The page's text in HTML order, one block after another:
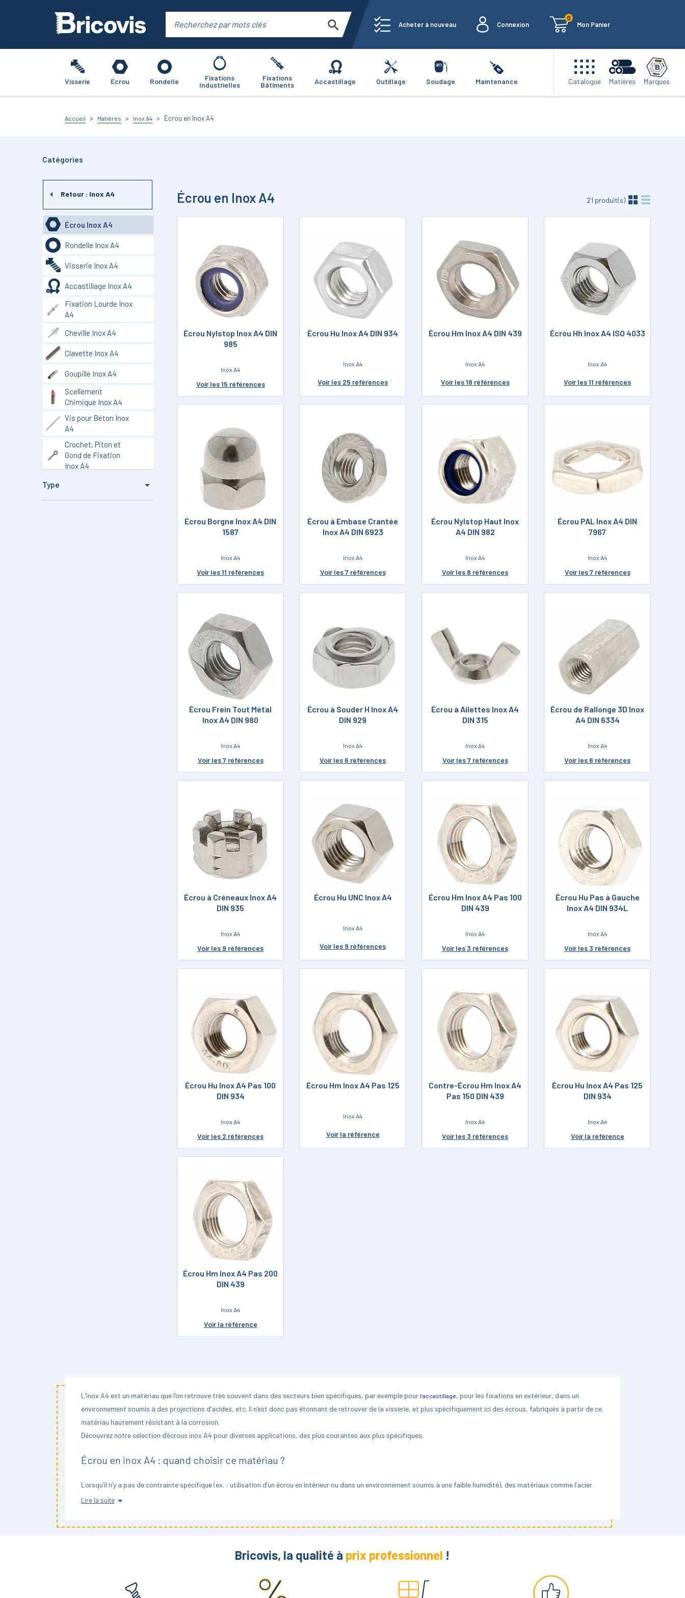
Acheter à nouveau Connexion
0
Mon Panier
Visserie Écrou Rondelle
Fixations
Industrielles
Fixations
Bâtiments
Accastillage Outillage Soudage Maintenance Catalogue Matières Marques
Accueil Matières Inox A4 Écrou en Inox A4
Catégories
Retour : Inox A4
Écrou Inox A4
Rondelle Inox A4
Visserie Inox A4
Accastillage Inox A4
Fixation Lourde Inox
A4
Cheville Inox A4
Clavette Inox A4
Goupille Inox A4
Scellement
Chimique Inox A4
Vis pour Béton Inox
A4
Crochet, Piton et
Gond de Fixation
Inox A4
Type
Écrou en Inox A4 21 produit(s)
Écrou Nylstop Inox A4 DIN
985
Inox A4
Voirles 15 références
Écrou Hu Inox A4 DIN 934
Inox A4
Voirles 25 références
Écrou Hm Inox A4 DIN 439
Inox A4
Voirles 18 références
Écrou Hh Inox A4 ISO 4033
Inox A4
Voirles 11 références
Écrou Borgne Inox A4 DIN
1587
Inox A4
Voirles 11 références
Écrou à Embase Crantée
Inox A4 DIN 6923
Inox A4
Voirles 7 références
Écrou Nylstop Haut Inox
A4 DIN 982
Inox A4
Voirles 8 références
Écrou PAL Inox A4 DIN
7967
Inox A4
Voirles 7 références
Écrou Frein Tout Métal
Inox A4 DIN 980
Inox A4
Voirles 7 références
Écrou à Souder H Inox A4
DIN 929
Inox A4
Voirles 6 références
Écrou à Ailettes Inox A4
DIN 315
Inox A4
Voirles 7 références
Écrou de Rallonge 3D Inox
A4 DIN 6334
Inox A4
Voirles 6 références
Écrou à Créneaux Inox A4
DIN 935
Inox A4
Voirles 9 références
Écrou Hu UNC Inox A4
Inox A4
Voirles 9 références
Écrou Hm Inox A4 Pas 100
DIN 439
Inox A4
Voirles 3 références
Écrou Hu Pas à Gauche
Inox A4 DIN 934L
Inox A4
Voirles 3 références
Écrou Hu Inox A4 Pas 100
DIN 934
Inox A4
Voirles 2 références
Écrou Hm Inox A4 Pas 125
Inox A4
Voirla référence
Contre-Écrou Hm Inox A4
Pas 150 DIN 439
Inox A4
Voirles 3 références
Écrou Hu Inox A4 Pas 125
DIN 934
Inox A4
Voirla référence
Écrou Hm Inox A4 Pas 200
DIN 439
Inox A4
Voirla référence
L’inox A4 est un matériau que l’on retrouve très souvent dans des secteurs bien spécifiques, par exemple pour l’accastillage, pour les fixations en extérieur, dans un
environnement soumis à des projections d’acides, etc. Il n’est donc pas étonnant de retrouver de la visserie, et plus spécifiquement ici des écrous, fabriqués à partir de ce
matériau hautement résistant à la corrosion.
Découvrez notre sélection d’écrous inox A4 pour diverses applications, des plus courantes aux plus spécifiques.
Écrou en inox A4 : quand choisir ce matériau ?
Lorsqu’il n’y a pas de contrainte spécifique (ex. : utilisation d’un écrou en intérieur ou dans un environnement soumis à une faible humidité), des matériaux comme l’acier
zingué et l’inox A2 peuvent tout à fait convenir. Ils ont aussi l’avantage d’être moins onéreux, à type et dimensions d’écrous similaires.
Gardez cependant à l’esprit que sur le plan de la résistance mécanique, l’inox A4 est moins qualitatif que d’autres aciers. Il n’en reste pas moins un matériau très
Lire la suite
Bricovis, la qualité à prix professionnel !